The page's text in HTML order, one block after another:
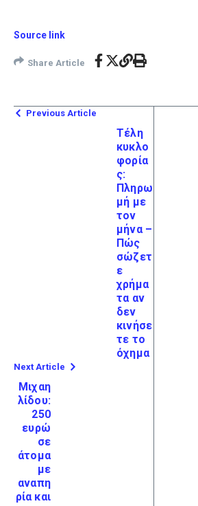
Source link
Share Article
Previous Article
Τέλη
κυκλο
φορία
ς:
Πληρω
μή με
τον
μήνα –
Πώς
σώζετ
ε
χρήμα
τα αν
δεν
κινήσε
τε το
όχημα
Next Article
Μιχαη
λίδου:
250
ευρώ
σε
άτομα
με
αναπη
ρία και